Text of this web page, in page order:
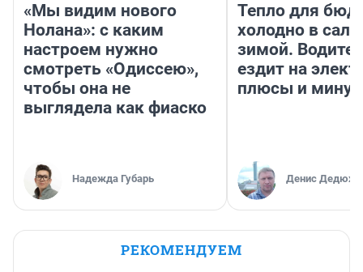
«Мы видим нового
Нолана»: с каким
настроем нужно
смотреть «Одиссею»,
чтобы она не
выглядела как фиаско
Надежда Губарь
Тепло для
холодно в
зимой.
ездит на
плюсы и
Денис
РЕКОМЕНДУЕМ